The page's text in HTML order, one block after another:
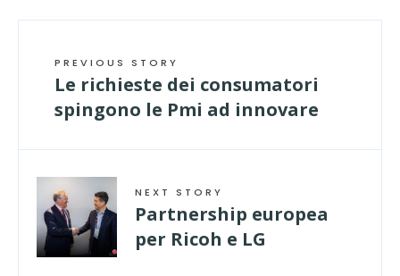
PREVIOUS STORY
Le richieste dei consumatori
spingono le Pmi ad innovare
NEXT STORY
Partnership europea
per Ricoh e LG